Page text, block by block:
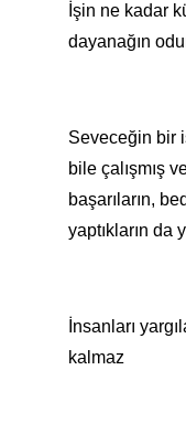
İşin ne kadar
dayanağın
Seveceğin bir
bile çalışmış
başarıların,
yaptıkların da
İnsanları
kalmaz